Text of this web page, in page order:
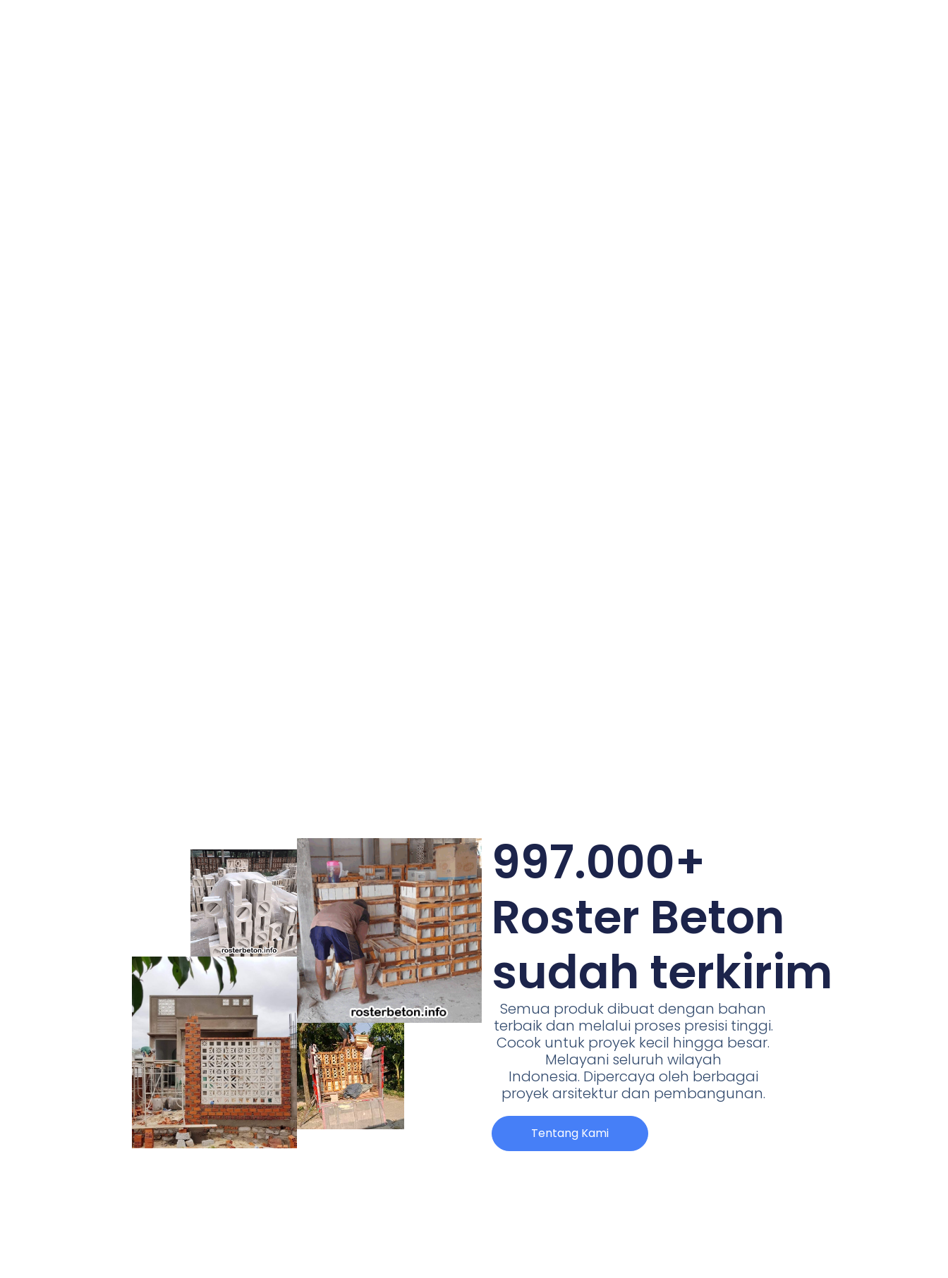
997.000+
Roster Beton
sudah terkirim
Semua produk dibuat dengan bahan
terbaik dan melalui proses presisi tinggi.
Cocok untuk proyek kecil hingga besar.
Melayani seluruh wilayah
Indonesia. Dipercaya oleh berbagai
proyek arsitektur dan pembangunan.
Tentang Kami